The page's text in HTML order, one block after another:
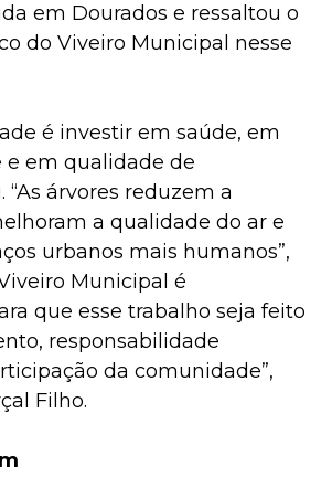
em Dourados e ressaltou o
do Viveiro Municipal nesse
é investir em saúde, em
em qualidade de
“As árvores reduzem a
a qualidade do ar e
urbanos mais humanos”,
Municipal é
que esse trabalho seja feito
responsabilidade
da comunidade”,
Filho.